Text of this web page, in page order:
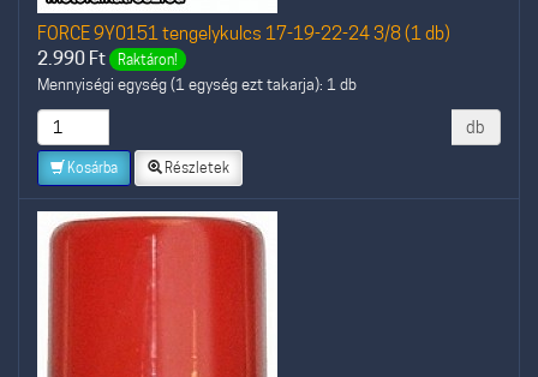
FORCE 9Y0151 tengelykulcs 17-19-22-24 3/8 (1 db)
2.990 Ft Raktáron!
Mennyiségi egység (1 egység ezt takarja): 1 db
db
Kosárba Részletek